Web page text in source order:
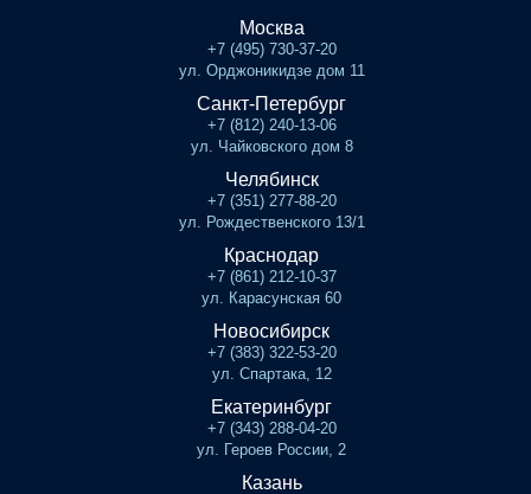
Москва
+7 (495) 730-37-20
ул. Орджоникидзе дом 11
Санкт-Петербург
+7 (812) 240-13-06
ул. Чайковского дом 8
Челябинск
+7 (351) 277-88-20
ул. Рождественского 13/1
Краснодар
+7 (861) 212-10-37
ул. Карасунская 60
Новосибирск
+7 (383) 322-53-20
ул. Спартака, 12
Екатеринбург
+7 (343) 288-04-20
ул. Героев России, 2
Казань